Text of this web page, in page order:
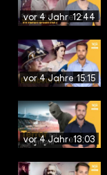
vor 4 Jahren12:44
vor 4 Jahren15:15
vor 4 Jahren13:03